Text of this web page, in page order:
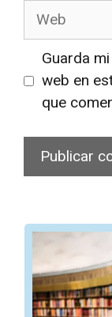
Web
Guarda
web en
que